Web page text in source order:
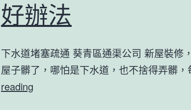
哪
些
好辦法
下水道堵塞疏通 葵青區通渠公司 新屋裝修
屋子髒了，哪怕是下水道，也不捨得弄髒
reading